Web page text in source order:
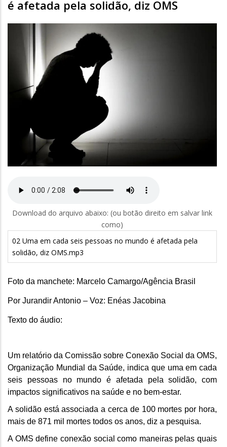
é afetada pela solidão, diz OMS
Download do arquivo abaixo: (ou botão direito em salvar link
como)
02 Uma em cada seis pessoas no mundo é afetada pela
solidão, diz OMS.mp3
Foto da manchete: Marcelo Camargo/Agência Brasil
Por Jurandir Antonio – Voz: Enéas Jacobina
Texto do áudio:
Um relatório da Comissão sobre Conexão Social da OMS,
Organização Mundial da Saúde, indica que uma em cada
seis pessoas no mundo é afetada pela solidão, com
impactos significativos na saúde e no bem-estar.
A solidão está associada a cerca de 100 mortes por hora,
mais de 871 mil mortes todos os anos, diz a pesquisa.
A OMS define conexão social como maneiras pelas quais